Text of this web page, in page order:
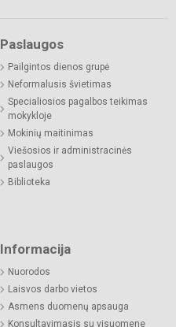
Paslaugos
Pailgintos dienos grupė
Neformalusis švietimas
Specialiosios pagalbos teikimas
mokykloje
Mokinių maitinimas
Viešosios ir administracinės
paslaugos
Biblioteka
Informacija
Nuorodos
Laisvos darbo vietos
Asmens duomenų apsauga
Konsultavimasis su visuomene